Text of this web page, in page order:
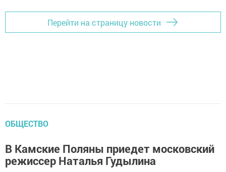
Перейти на страницу новости
ОБЩЕСТВО
В Камские Поляны приедет московский
режиссер Наталья Гудылина